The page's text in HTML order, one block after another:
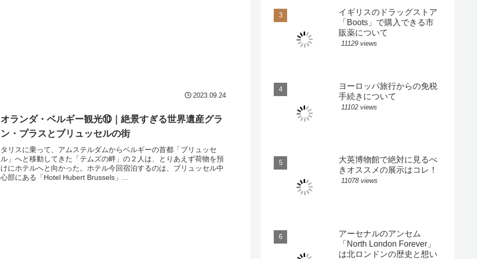
2023.09.24
オランダ・ベルギー観光⑩｜絶景すぎる世界遺産グラ
ン・プラスとブリュッセルの街
タリスに乗って、アムステルダムからベルギーの首都「ブリュッセ
ル」へと移動してきた「テムズの畔」の２人は、とりあえず荷物を預
けにホテルへと向かった。ホテル今回宿泊するのは、ブリュッセル中
心部にある「Hotel Hubert Brussels」...
イギリスのドラッグストア
「Boots」で購入できる市
販薬について
11129 views
ヨーロッパ旅行からの免税
手続きについて
11102 views
大英博物館で絶対に見るべ
きオススメの展示はコレ！
11078 views
アーセナルのアンセム
「North London Forever」
は北ロンドンの歴史と想い